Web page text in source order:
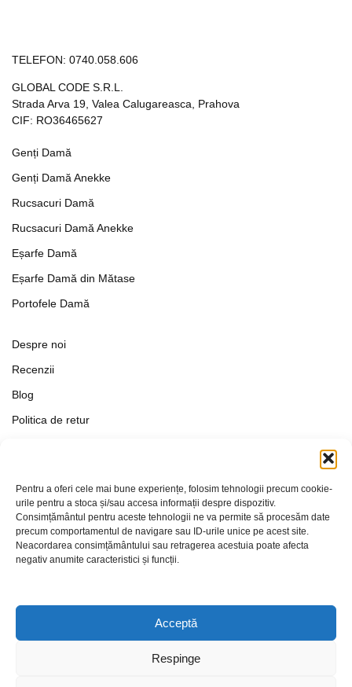
Pentru a oferi cele mai bune experiențe, folosim tehnologii precum cookie-
urile pentru a stoca și/sau accesa informații despre dispozitiv.
Consimțământul pentru aceste tehnologii ne va permite să procesăm date
precum comportamentul de navigare sau ID-urile unice pe acest site.
Neacordarea consimțământului sau retragerea acestuia poate afecta
negativ anumite caracteristici și funcții.
Acceptă
Respinge
TELEFON: 0740.058.606
GLOBAL CODE S.R.L.
Strada Arva 19, Valea Calugareasca, Prahova
CIF: RO36465627
Genți Damă
Genți Damă Anekke
Rucsacuri Damă
Rucsacuri Damă Anekke
Eșarfe Damă
Eșarfe Damă din Mătase
Portofele Damă
Despre noi
Recenzii
Blog
Politica de retur
Politica de Confidențialitate
Politica de cookies
Setări Cookie-uri
Contact